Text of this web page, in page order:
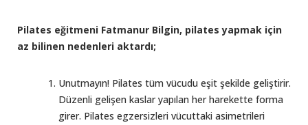
Pilates eğitmeni Fatmanur Bilgin, pilates yapmak için
az bilinen nedenleri aktardı;
Unutmayın! Pilates tüm vücudu eşit şekilde geliştirir.
Düzenli gelişen kaslar yapılan her harekette forma
girer. Pilates egzersizleri vücuttaki asimetrileri